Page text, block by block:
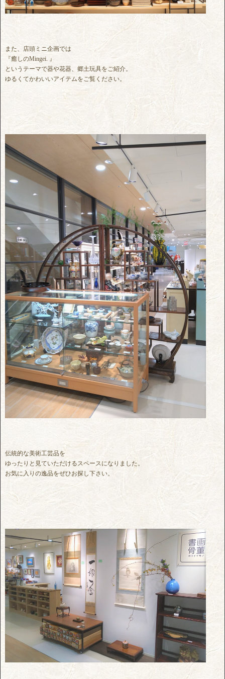
また、店頭ミニ企画では
『癒しのMingei. 』
というテーマで器や花器、郷土玩具をご紹介。
ゆるくてかわいいアイテムをご覧ください。
伝統的な美術工芸品を
ゆったりと見ていただけるスペースになりました。
お気に入りの逸品をぜひお探し下さい。